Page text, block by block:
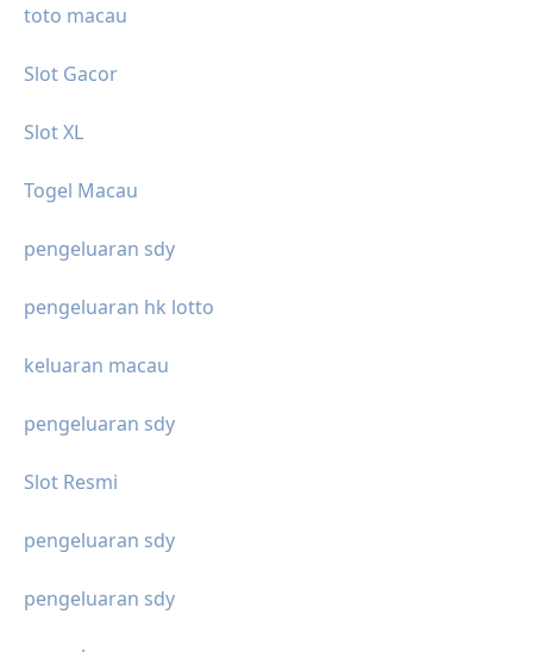
toto macau
Slot Gacor
Slot XL
Togel Macau
pengeluaran sdy
pengeluaran hk lotto
keluaran macau
pengeluaran sdy
Slot Resmi
pengeluaran sdy
pengeluaran sdy